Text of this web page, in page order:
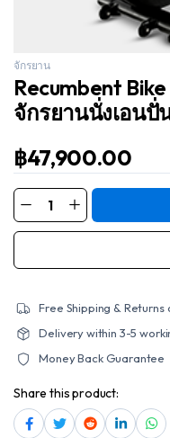
จักรยาน
Recumbent
จักรยานนั่งเอน
฿47,900.00
Recumbent
Bike
Commercial
นั่ง
ขนาด
quantity
Free Shipping & Returns
Delivery within 3-5
Money Back Guarantee
Share this product: